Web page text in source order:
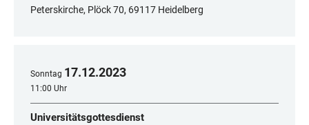
Peterskirche, Plöck 70, 69117 Heidelberg
Sonntag 17.12.2023
11:00 Uhr
Universitätsgottesdienst